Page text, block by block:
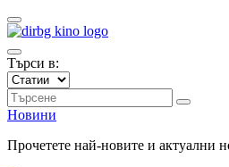
Търси в:
Новини
Прочетете най-новите и актуални